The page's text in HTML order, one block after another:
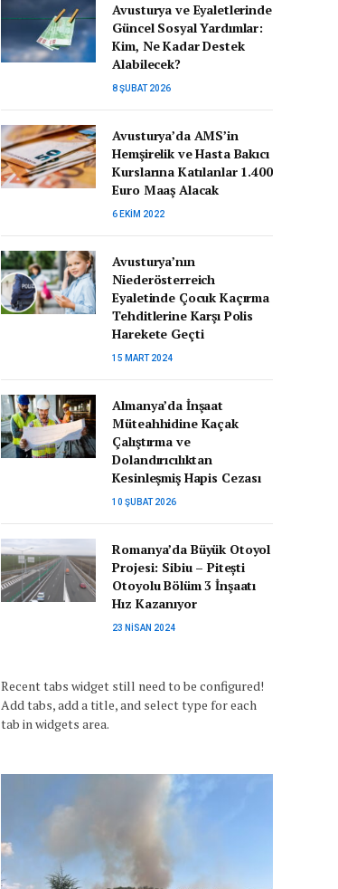
Avusturya ve Eyaletlerinde
Güncel Sosyal Yardımlar:
Kim, Ne Kadar Destek
Alabilecek?
8 ŞUBAT 2026
Avusturya’da AMS’in
Hemşirelik ve Hasta Bakıcı
Kurslarına Katılanlar 1.400
Euro Maaş Alacak
6 EKIM 2022
Avusturya’nın
Niederösterreich
Eyaletinde Çocuk Kaçırma
Tehditlerine Karşı Polis
Harekete Geçti
15 MART 2024
Almanya’da İnşaat
Müteahhidine Kaçak
Çalıştırma ve
Dolandırıcılıktan
Kesinleşmiş Hapis Cezası
10 ŞUBAT 2026
Romanya’da Büyük Otoyol
Projesi: Sibiu – Pitești
Otoyolu Bölüm 3 İnşaatı
Hız Kazanıyor
23 NISAN 2024
Recent tabs widget still need to be configured!
Add tabs, add a title, and select type for each
tab in widgets area.